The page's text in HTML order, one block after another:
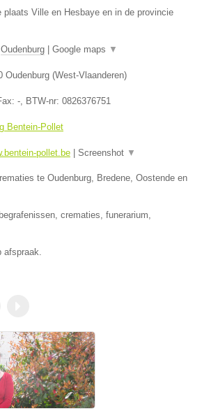
plaats Ville en Hesbaye en in de provincie
Oudenburg | Google maps ▼
Oudenburg (West-Vlaanderen)
- , BTW-nr: 0826376751
Bentein-Pollet
pollet.be | Screenshot ▼
te Oudenburg, Bredene, Oostende en
crematies, funerarium,